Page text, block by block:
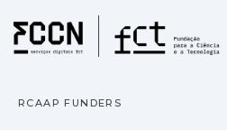
RCAAP FUNDERS